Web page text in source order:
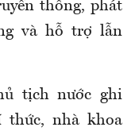
thống, phát
và hỗ trợ lẫn
tịch nước ghi
thức, nhà khoa